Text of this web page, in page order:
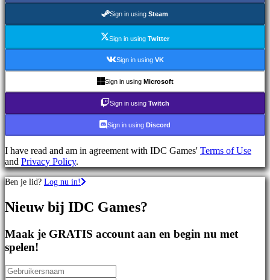
RPG-
Sportspellen
Racing
Casual
Indie
Simulation
Puzzle
games
Fighting
games
Demo's
Gemeenschap
Gameplay
In-
game
evenementen
Sign in using Steam
Sign in usingTwitter
Sign in using VK
Sign in using Microsoft
Sign in using Twitch
Sign in using Discord
I have read and am in agreement with IDC Games' Terms of Use
and Privacy Policy.
Ben je lid? Log nu in!
Nieuw bij IDC Games?
Maak je GRATIS account aan en begin nu met
spelen!